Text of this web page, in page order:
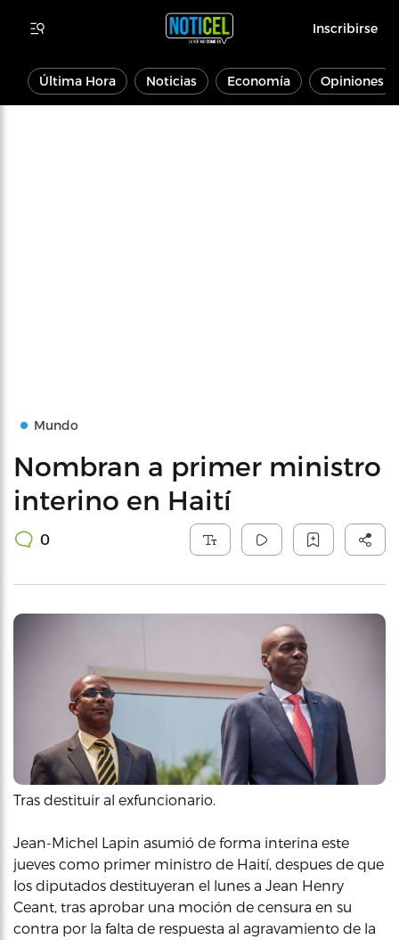
Inscribirse
Última Hora Noticias Economía Opiniones
Mundo
Nombran a primer ministro
interino en Haití
0
Tras destituir al exfuncionario.
Jean-Michel Lapin asumió de forma interina este
jueves como primer ministro de Haití, despues de que
los diputados destituyeran el lunes a Jean Henry
Ceant, tras aprobar una moción de censura en su
contra por la falta de respuesta al agravamiento de la